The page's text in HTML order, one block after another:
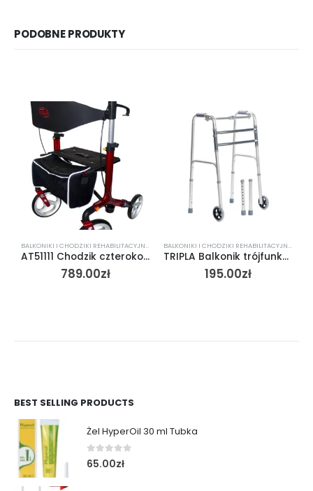
PODOBNE PRODUKTY
BALKONIKI I CHODZIKI REHABILITACYJNE S.07.01
AT51111 Chodzik czterokołowy składany
789.00zł
BALKONIKI I CHODZIKI REHABILITACYJNE
TRIPLA Balkonik trójfunkcyjny
195.00zł
BEST SELLING PRODUCTS
Żel HyperOil 30 ml Tubka
0out of 5
65.00zł